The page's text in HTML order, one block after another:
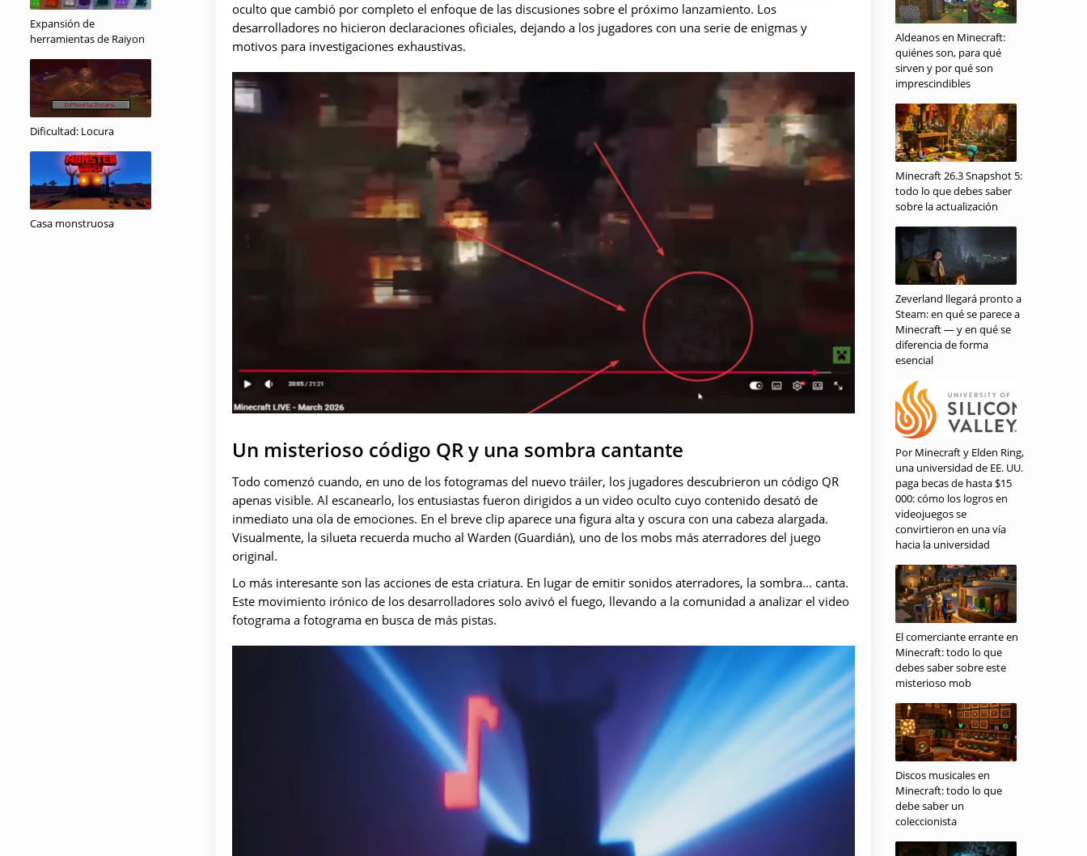
Expansión de
herramientas de Raiyon
Dificultad: Locura
Casa monstruosa
oculto que cambió por completo el enfoque de las discusiones sobre el próximo lanzamiento. Los
desarrolladores no hicieron declaraciones oficiales, dejando a los jugadores con una serie de enigmas y
motivos para investigaciones exhaustivas.
Un misterioso código QR y una sombra cantante
Todo comenzó cuando, en uno de los fotogramas del nuevo tráiler, los jugadores descubrieron un código QR
apenas visible. Al escanearlo, los entusiastas fueron dirigidos a un video oculto cuyo contenido desató de
inmediato una ola de emociones. En el breve clip aparece una figura alta y oscura con una cabeza alargada.
Visualmente, la silueta recuerda mucho al Warden (Guardián), uno de los mobs más aterradores del juego
original.
Lo más interesante son las acciones de esta criatura. En lugar de emitir sonidos aterradores, la sombra... canta.
Este movimiento irónico de los desarrolladores solo avivó el fuego, llevando a la comunidad a analizar el video
fotograma a fotograma en busca de más pistas.
Aldeanos en Minecraft:
quiénes son, para qué
sirven y por qué son
imprescindibles
Minecraft 26.3 Snapshot 5:
todo lo que debes saber
sobre la actualización
Zeverland llegará pronto a
Steam: en qué se parece a
Minecraft — y en qué se
diferencia de forma
esencial
Por Minecraft y Elden Ring,
una universidad de EE. UU.
paga becas de hasta $15
000: cómo los logros en
videojuegos se
convirtieron en una vía
hacia la universidad
El comerciante errante en
Minecraft: todo lo que
debes saber sobre este
misterioso mob
Discos musicales en
Minecraft: todo lo que
debe saber un
coleccionista